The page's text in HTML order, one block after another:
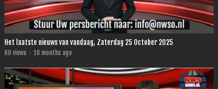
Het laatste nieuws van vandaag, Zaterdag 25 October 2025
60 views · 10 months ago